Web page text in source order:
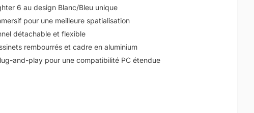
6 au design Blanc/Bleu unique
pour une meilleure spatialisation
détachable et flexible
rembourrés et cadre en aluminium
and-play pour une compatibilité PC étendue